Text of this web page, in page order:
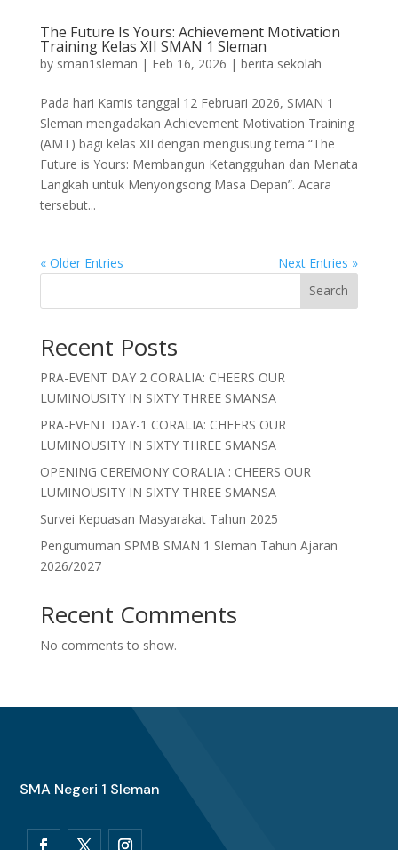
The Future Is Yours: Achievement Motivation
Training Kelas XII SMAN 1 Sleman
by sman1sleman | Feb 16, 2026 | berita sekolah
Pada hari Kamis tanggal 12 Februari 2026, SMAN 1
Sleman mengadakan Achievement Motivation Training
(AMT) bagi kelas XII dengan mengusung tema “The
Future is Yours: Membangun Ketangguhan dan Menata
Langkah untuk Menyongsong Masa Depan”. Acara
tersebut...
« Older Entries
Next Entries »
Search
Recent Posts
PRA-EVENT DAY 2 CORALIA: CHEERS OUR
LUMINOUSITY IN SIXTY THREE SMANSA
PRA-EVENT DAY-1 CORALIA: CHEERS OUR
LUMINOUSITY IN SIXTY THREE SMANSA
OPENING CEREMONY CORALIA : CHEERS OUR
LUMINOUSITY IN SIXTY THREE SMANSA
Survei Kepuasan Masyarakat Tahun 2025
Pengumuman SPMB SMAN 1 Sleman Tahun Ajaran
2026/2027
Recent Comments
No comments to show.
SMA Negeri 1 Sleman